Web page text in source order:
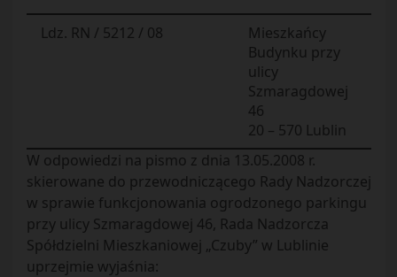
Ldz. RN / 5212 / 08
Mieszkańcy
Budynku przy
ulicy
Szmaragdowej
46
20 – 570 Lublin
W odpowiedzi na pismo z dnia 13.05.2008 r.
skierowane do przewodniczącego Rady Nadzorczej
w sprawie funkcjonowania ogrodzonego parkingu
przy ulicy Szmaragdowej 46, Rada Nadzorcza
Spółdzielni Mieszkaniowej „Czuby” w Lublinie
uprzejmie wyjaśnia: